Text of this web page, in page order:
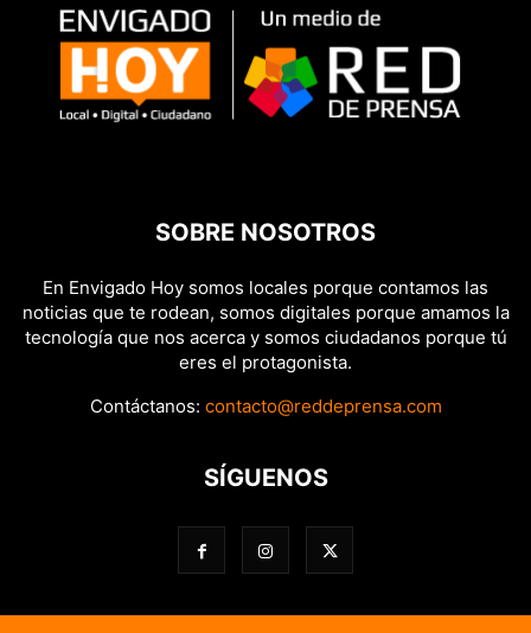
SOBRE NOSOTROS
En Envigado Hoy somos locales porque contamos las
noticias que te rodean, somos digitales porque amamos la
tecnología que nos acerca y somos ciudadanos porque tú
eres el protagonista.
Contáctanos: contacto@reddeprensa.com
SÍGUENOS